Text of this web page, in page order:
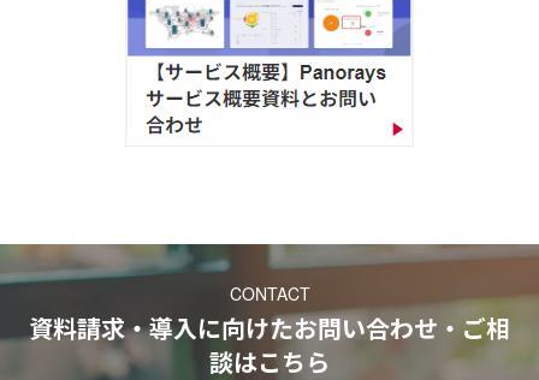
CONTACT
資料請求・導入に向けたお問い合わせ・ご相
談はこちら